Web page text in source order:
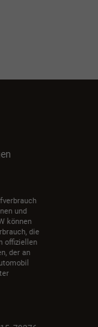
und
können
die
offiziellen
der an